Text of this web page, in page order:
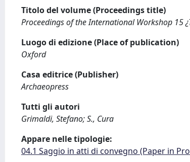
Titolo del volume (Proceedings title)
Proceedings of the International Workshop 15
Luogo di edizione (Place of publication)
Oxford
Casa editrice (Publisher)
Archaeopress
Tutti gli autori
Grimaldi, Stefano; S., Cura
Appare nelle tipologie:
04.1 Saggio in atti di convegno (Paper in